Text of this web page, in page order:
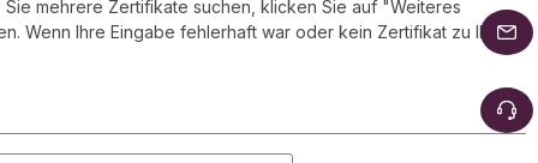
mehrere Zertifikate suchen, klicken Sie auf "Weiteres
Wenn Ihre Eingabe fehlerhaft war oder kein Zertifikat zu Ihrer